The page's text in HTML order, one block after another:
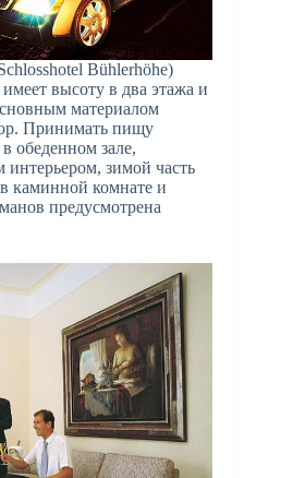
Bühlerhöhe)
высоту в два этажа и
материалом
Принимать пищу
обеденном зале,
зимой часть
каминной комнате и
предусмотрена